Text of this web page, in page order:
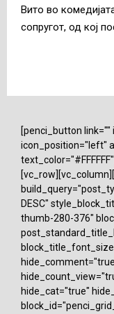
Вито во
сопругот, од кој
[penci_button
icon_position="left"
DESC"
thumb-280-376"
hide_cat="true"